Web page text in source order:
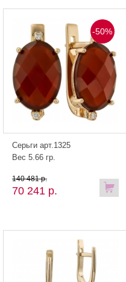
-50%
Серьги арт.1325
Вес 5.66 гр.
70 241 р.
140 481 р.